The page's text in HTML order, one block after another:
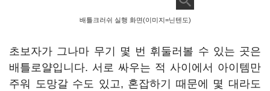
배틀크러쉬 실행 화면(이미지=닌텐도)
초보자가 그나마 무기 몇 번 휘둘러볼 수 있는 곳은
배틀로얄입니다. 서로 싸우는 적 사이에서 아이템만
주워 도망갈 수도 있고, 혼잡하기 때문에 몇 대라도